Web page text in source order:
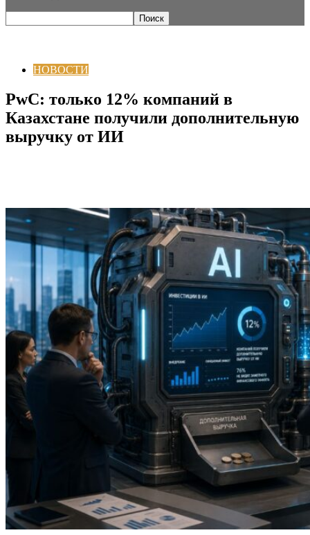
НОВОСТИ
PwC: только 12% компаний в
Казахстане получили дополнительную
выручку от ИИ